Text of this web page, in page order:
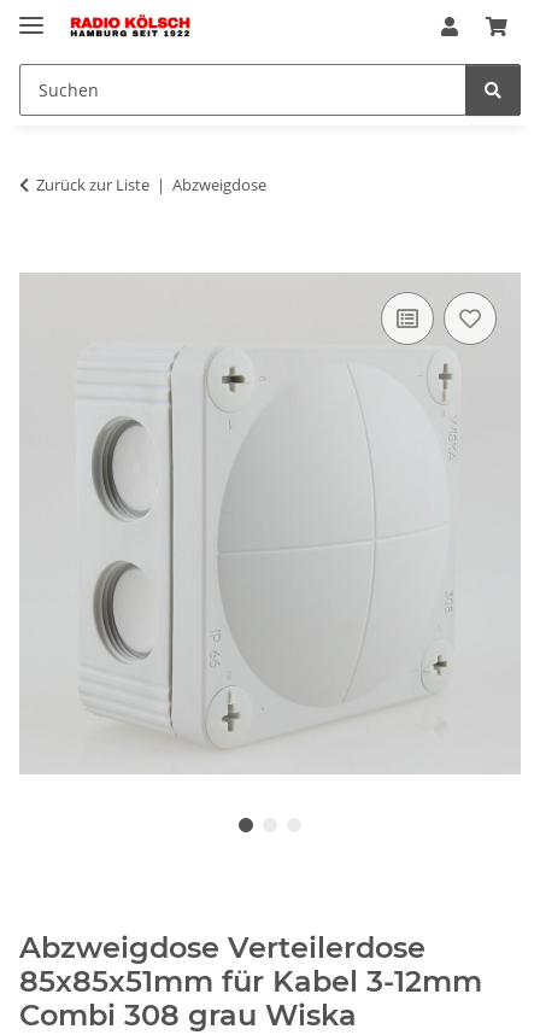
Zurück zur Liste Abzweigdose
Abzweigdose Verteilerdose
85x85x51mm für Kabel 3-12mm
Combi 308 grau Wiska